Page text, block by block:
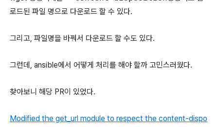
로드된 파일 명으로 다운로드 할 수 있다.
그리고, 파일명을 바꿔서 다운로드 할 수도 있다.
그런데, ansible에서 어떻게 처리를 해야 할까 고민스러웠다.
찾아보니 해당 PR이 있었다.
Modified the get_url module to respect the content-dispo